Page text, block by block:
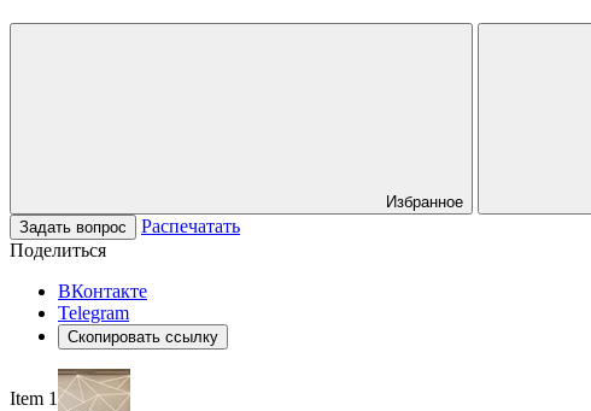
Избранное
Задать вопрос
Распечатать
Поделиться
ВКонтакте
Telegram
Скопировать ссылку
Item 1 of 4